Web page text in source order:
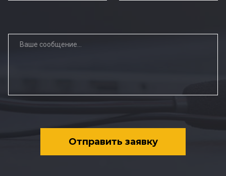
Отправить заявку